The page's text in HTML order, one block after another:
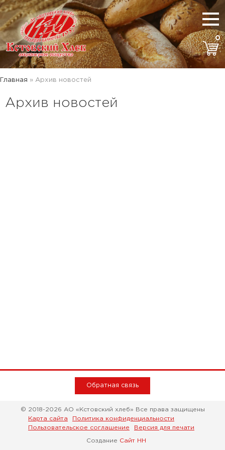
0
Главная » Архив новостей
Архив новостей
Обратная связь
© 2018-2026 АО «Кстовский хлеб» Все права защищены
Карта сайта
Политика конфиденциальности
Пользовательское соглашение
Версия для печати
Создание Сайт НН